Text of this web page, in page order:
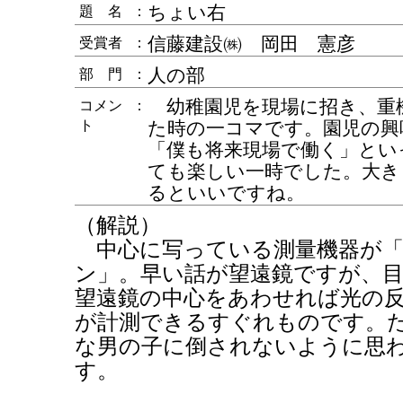
題 名 ： ちょい右
受賞者 ： 信藤建設㈱ 岡田 憲彦
部 門 ： 人の部
コメン
ト
：
幼稚園児を現場に招き、重
た時の一コマです。園児の
「僕も将来現場で働く」と
ても楽しい一時でした。大
るといいですね。
（解説）
中心に写っている測量機器が
ン」。早い話が望遠鏡ですが、
望遠鏡の中心をあわせれば光の
が計測できるすぐれものです。
な男の子に倒されないように思
す。